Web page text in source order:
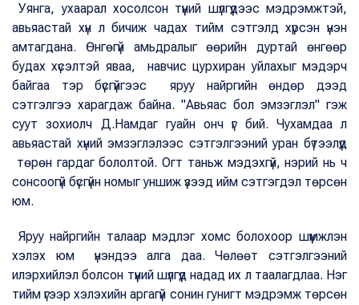
Уянга, ухаарал хосолсон түүний шүлгүүдээс мэдрэмжтэй,
авьяастай хүн л бичиж чадах тийм сэтгэлд хүрсэн үнэн
амтагдана. Өнгөгүй амьдралыг өөрийн дуртай өнгөөр
будах хүсэлтэй яваа, навчис цурхиран уйлахыг мэдэрч
байгаа тэр бүсгүйгээс яруу найргийн өндөр дээд
сэтгэлгээ харагдаж байна. "Авьяас бол эмзэглэл" гэж
суут зохиолч Д.Намдаг гуайн онч үг бий. Чухамдаа л
авьяастай хүний эмзэглэлээс сэтгэлгээний уран бүтээлүүд
төрөн гардаг бололтой. Огт таньж мэдэхгүй, нэрий нь ч
сонсоогүй бүсгүйн номыг уншиж үзээд ийм сэтгэгдэл төрсөн
юм.
Яруу найргийн талаар мэдлэг хомс болохоор шүүмжлэн
хэлэх юм үнэндээ алга даа. Чөлөөт сэтгэлгээний
илэрхийлэл болсон түүний шүлгүүд надад их л таалагдлаа. Нэг
тийм үгээр хэлэхийн аргагүй сонин гунигт мэдрэмж төрсөн